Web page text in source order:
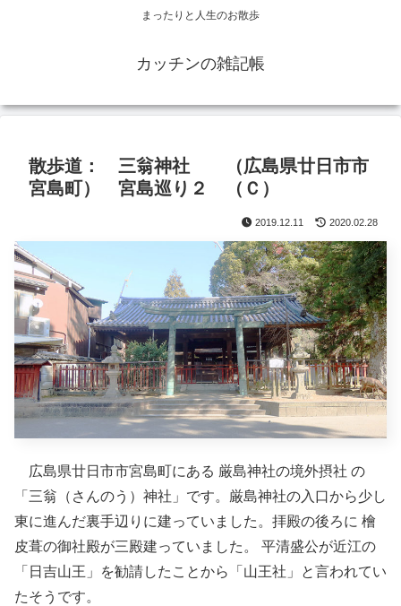
まったりと人生のお散歩
カッチンの雑記帳
散歩道： 三翁神社 （広島県廿日市市
宮島町） 宮島巡り２ （Ｃ）
2019.12.11 2020.02.28
広島県廿日市市宮島町にある 厳島神社の境外摂社 の
「三翁（さんのう）神社」です。厳島神社の入口から少し
東に進んだ裏手辺りに建っていました。拝殿の後ろに 檜
皮葺の御社殿が三殿建っていました。 平清盛公が近江の
「日吉山王」を勧請したことから「山王社」と言われてい
たそうです。